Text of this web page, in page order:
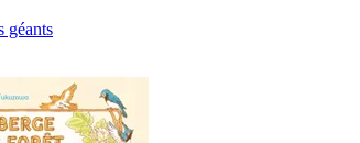
géants